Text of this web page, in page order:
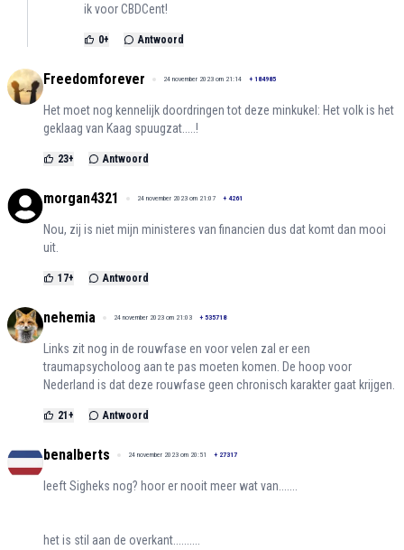
ik voor CBDCent!
0+ Antwoord
Freedomforever 24 november 2023 om 21:14 + 184985
Het moet nog kennelijk doordringen tot deze minkukel: Het volk is het
geklaag van Kaag spuugzat.....!
23+ Antwoord
morgan4321 24 november 2023 om 21:07 + 4261
Nou, zij is niet mijn ministeres van financien dus dat komt dan mooi
uit.
17+ Antwoord
nehemia 24 november 2023 om 21:03 + 535718
Links zit nog in de rouwfase en voor velen zal er een
traumapsycholoog aan te pas moeten komen. De hoop voor
Nederland is dat deze rouwfase geen chronisch karakter gaat krijgen.
21 + Antwoord
benalberts 24 november 2023 om 20:51 + 27317
leeft Sigheks nog? hoor er nooit meer wat van.......
het is stil aan de overkant..........